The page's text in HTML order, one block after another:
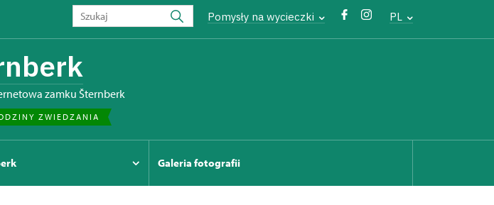
Pomysły na wycieczki PL
zamku Šternberk
ZWIEDZANIA
Galeria fotografii